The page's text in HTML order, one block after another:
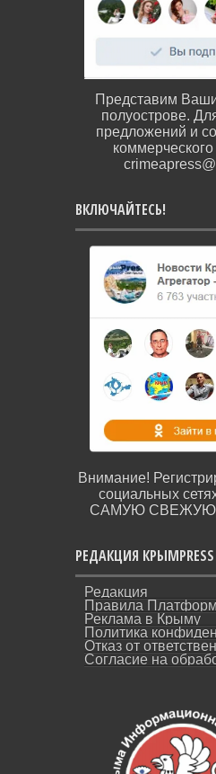
Представим
полуострове.
предложений и
ВКЛЮЧАЙТЕСЬ!
Внимание!
социальных
САМУЮ СВЕЖУЮ
РЕДАКЦИЯ КРЫМPRESS
Редакция
Правила
Реклама в Крыму
Политика
Отказ от
Согласие на